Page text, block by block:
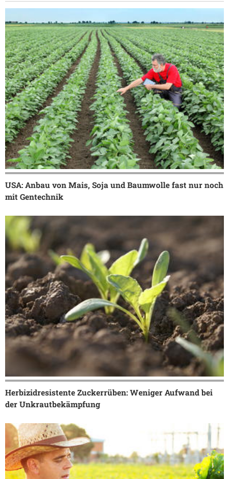
USA: Anbau von Mais, Soja und Baumwolle fast nur noch
mit Gentechnik
Herbizidresistente Zuckerrüben: Weniger Aufwand bei
der Unkrautbekämpfung